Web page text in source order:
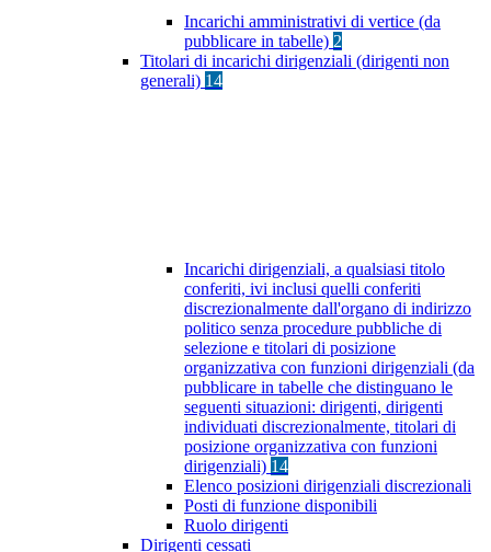
Incarichi amministrativi di vertice (da
pubblicare in tabelle) 2
Titolari di incarichi dirigenziali (dirigenti non
generali) 14
Incarichi dirigenziali, a qualsiasi titolo
conferiti, ivi inclusi quelli conferiti
discrezionalmente dall'organo di indirizzo
politico senza procedure pubbliche di
selezione e titolari di posizione
organizzativa con funzioni dirigenziali (da
pubblicare in tabelle che distinguano le
seguenti situazioni: dirigenti, dirigenti
individuati discrezionalmente, titolari di
posizione organizzativa con funzioni
dirigenziali) 14
Elenco posizioni dirigenziali discrezionali
Posti di funzione disponibili
Ruolo dirigenti
Dirigenti cessati